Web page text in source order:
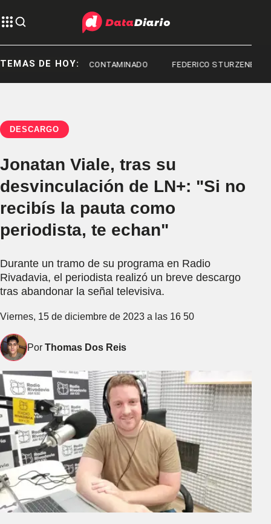
TEMAS DE HOY:
FENTANILO CONTAMINADO FEDERICO STURZENEGGER
DESCARGO
Jonatan Viale, tras su
desvinculación de LN+: "Si no
recibís la pauta como
periodista, te echan"
Durante un tramo de su programa en Radio
Rivadavia, el periodista realizó un breve descargo
tras abandonar la señal televisiva.
Viernes, 15 de diciembre de 2023 a las 16 50
Por Thomas Dos Reis